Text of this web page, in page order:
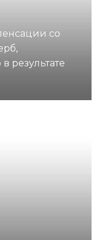
со
результате